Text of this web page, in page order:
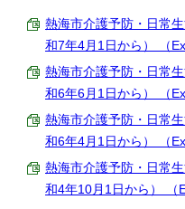
熱海市介護予防・日常
和7年4月1日から） （
熱海市介護予防・日常
和6年6月1日から） （
熱海市介護予防・日常
和6年4月1日から） （
熱海市介護予防・日常
和4年10月1日から） （